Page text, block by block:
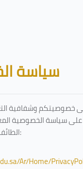
سياسة
خصوصيتكم وشفافية
على سياسة الخصوصية
الطائف عبر الرابط التالي:
Ar/Home/